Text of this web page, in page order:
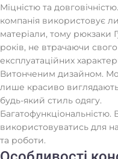
Міцністю та
компанія використовує
матеріали, тому рюкзаки
років, не втрачаючи
експлуатаційних
Витонченим дизайном.
лише красиво
будь-який стиль одягу.
використовуватись для
та роботи.